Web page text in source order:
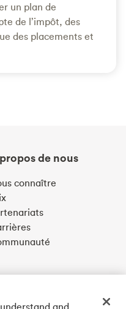
un plan de
de l’impôt, des
des placements et
de nous
connaître
and